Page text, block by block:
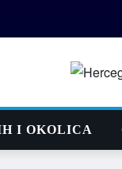
I OKOLICA